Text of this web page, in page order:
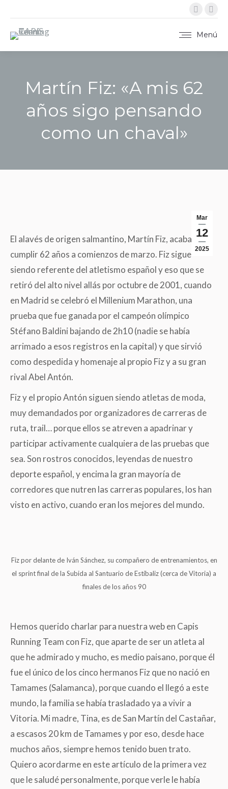
página
se
se
Menú
Martín Fiz: «A mis 62
años sigo pensando
como un chaval»
Mar
12
2025
El alavés de origen salmantino, Martín Fiz, acaba de
cumplir 62 años a comienzos de marzo. Fiz sigue
siendo referente del atletismo español y eso que se
retiró del alto nivel allás por octubre de 2001, cuando
en Madrid se celebró el Millenium Marathon, una
prueba que fue ganada por el campeón olímpico
Stéfano Baldini bajando de 2h10 (nadie se había
arrimado a esos registros en la capital) y que sirvió
como despedida y homenaje al propio Fiz y a su gran
rival Abel Antón.
Fiz y el propio Antón siguen siendo atletas de moda,
muy demandados por organizadores de carreras de
ruta, trail… porque ellos se atreven a apadrinar y
participar activamente cualquiera de las pruebas que
sea. Son rostros conocidos, leyendas de nuestro
deporte español, y encima la gran mayoría de
corredores que nutren las carreras populares, los han
visto en activo, cuando eran los mejores del mundo.
Fiz por delante de Iván Sánchez, su compañero de entrenamientos, en
el sprint final de la Subida al Santuario de Estíbaliz (cerca de Vitoria) a
finales de los años 90
Hemos querido charlar para nuestra web en Capis
Running Team con Fiz, que aparte de ser un atleta al
que he admirado y mucho, es medio paisano, porque él
fue el único de los cinco hermanos Fiz que no nació en
Tamames (Salamanca), porque cuando el llegó a este
mundo, la familia se había trasladado ya a vivir a
Vitoria. Mi madre, Tina, es de San Martín del Castañar,
a escasos 20 km de Tamames y por eso, desde hace
muchos años, siempre hemos tenido buen trato.
Quiero acordarme en este artículo de la primera vez
que le saludé personalmente, porque verle le había